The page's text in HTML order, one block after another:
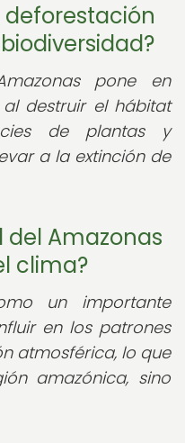
pone en
destruir el hábitat
de plantas y
a la extinción de
del Amazonas
clima?
un importante
en los patrones
atmosférica, lo que
amazónica, sino